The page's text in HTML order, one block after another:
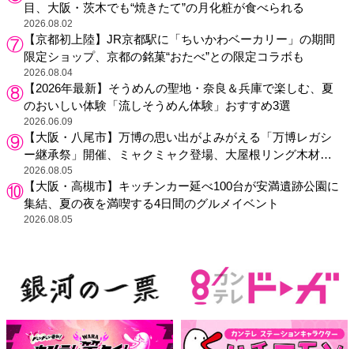
目、大阪・茨木でも“焼きたて”の月化粧が食べられる
2026.08.02
【京都初上陸】JR京都駅に「ちいかわベーカリー」の期間
限定ショップ、京都の銘菓“おたべ”との限定コラボも
2026.08.04
【2026年最新】そうめんの聖地・奈良＆兵庫で楽しむ、夏
のおいしい体験「流しそうめん体験」おすすめ3選
2026.06.09
【大阪・八尾市】万博の思い出がよみがえる「万博レガシ
ー継承祭」開催、ミャクミャク登場、大屋根リング木材展
示も
2026.08.05
【大阪・高槻市】キッチンカー延べ100台が安満遺跡公園に
集結、夏の夜を満喫する4日間のグルメイベント
2026.08.05